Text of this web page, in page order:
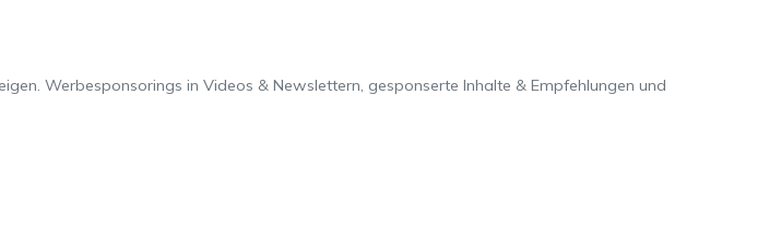
Werbesponsorings in Videos & Newslettern, gesponserte Inhalte & Empfehlungen und